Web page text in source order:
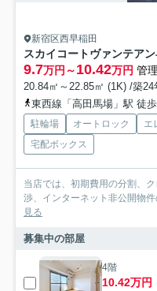
新宿区西早稲田
スカイコートヴァンテアン
9.7万円～10.42万円 管
20.84㎡～22.85㎡ (1K) /築24
東西線「高田馬場」駅 徒
駐輪場 オートロック エ
宅配ボックス
当店では、初期費用の分割、
渉、インターネット非公開物
見る
募集中の部屋
4階
10.42万円